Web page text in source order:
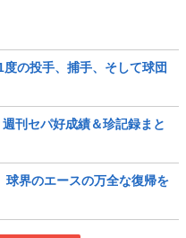
の投手、捕手、そして球団
刊セパ好成績＆珍記録まと
界のエースの万全な復帰を